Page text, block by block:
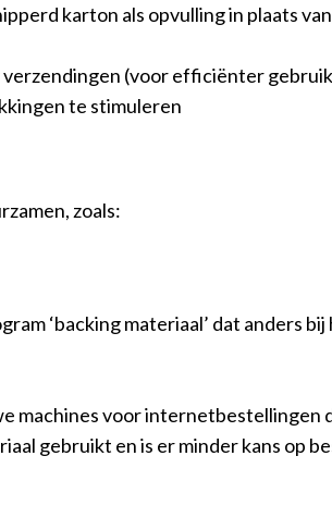
karton als opvulling in plaats
(voor efficiënter
te stimuleren
zoals:
‘backing materiaal’ dat anders
machines voor
gebruikt en is er minder kans op